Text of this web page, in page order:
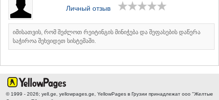
БОЛНИСИ
ГАРДАБАНИ
ДМАНИСИ
ТЕТРИЦКАРО
МАРНЕУЛИ
ГОРИ
КАСПИ
Личный отзыв
იმისათვის, რომ შეძლოთ რეიტინგის მინიჭება და შეფასების დაწერა
საჭიროა შეხვიდეთ სისტემაში.
© 1999 - 2026; yell.ge, yellowpages.ge, YellowPages в Грузии принадлежат ооо "Желтые